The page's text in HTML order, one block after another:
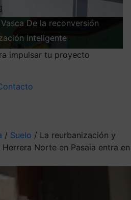
De la reconversión
inteligente
impulsar tu proyecto
/ Suelo / La reurbanización y
Norte en Pasaia entra en